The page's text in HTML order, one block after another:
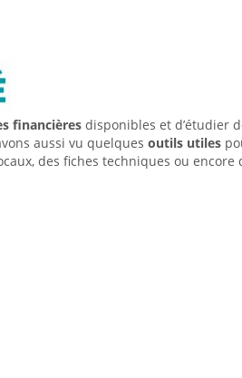
financières disponibles et d’étudier
aussi vu quelques outils utiles
des fiches techniques ou encore